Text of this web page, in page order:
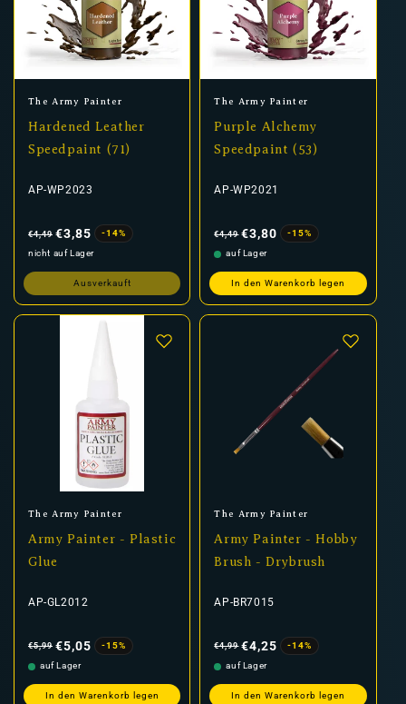
Anbieter:
The Army Painter
Hardened Leather
Speedpaint (71)
AP-WP2023
Preis
€4,49 €3,85
-14%
nicht auf Lager
Ausverkauft
Anbieter:
The Army Painter
Purple Alchemy
Speedpaint (53)
AP-WP2021
Preis
€4,49 €3,80
-15%
auf Lager
In den Warenkorb legen
Anbieter:
The Army Painter
Army Painter - Plastic
Glue
AP-GL2012
Preis
€5,99 €5,05
-15%
auf Lager
In den Warenkorb legen
Anbieter:
The Army Painter
Army Painter - Hobby
Brush - Drybrush
AP-BR7015
Preis
€4,99 €4,25
-14%
auf Lager
In den Warenkorb legen